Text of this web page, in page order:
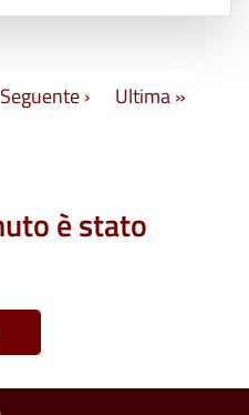
Seguente ›Pagina successiva
Ultima »Ultima
è stato